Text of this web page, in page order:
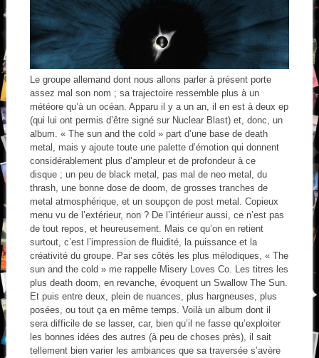
Le groupe allemand dont nous allons parler à présent porte
assez mal son nom ; sa trajectoire ressemble plus à un
météore qu’à un océan. Apparu il y a un an, il en est à deux ep
(qui lui ont permis d’être signé sur Nuclear Blast) et, donc, un
album. « The sun and the cold » part d’une base de death
metal, mais y ajoute toute une palette d’émotion qui donnent
considérablement plus d’ampleur et de profondeur à ce
disque ; un peu de black metal, pas mal de neo metal, du
thrash, une bonne dose de doom, de grosses tranches de
metal atmosphérique, et un soupçon de post metal. Copieux
menu vu de l’extérieur, non ? De l’intérieur aussi, ce n’est pas
de tout repos, et heureusement. Mais ce qu’on en retient
surtout, c’est l’impression de fluidité, la puissance et la
créativité du groupe. Par ses côtés les plus mélodiques, « The
sun and the cold » me rappelle Misery Loves Co. Les titres les
plus death doom, en revanche, évoquent un Swallow The Sun.
Et puis entre deux, plein de nuances, plus hargneuses, plus
posées, ou tout ça en même temps. Voilà un album dont il
sera difficile de se lasser, car, bien qu’il ne fasse qu’exploiter
les bonnes idées des autres (à peu de choses près), il sait
tellement bien varier les ambiances que sa traversée s’avère